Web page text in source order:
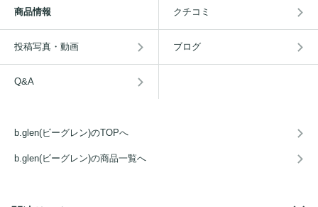
商品情報 クチコミ
投稿写真・動画 ブログ
Q&A
b.glen(ビーグレン)のTOPへ
b.glen(ビーグレン)の商品一覧へ